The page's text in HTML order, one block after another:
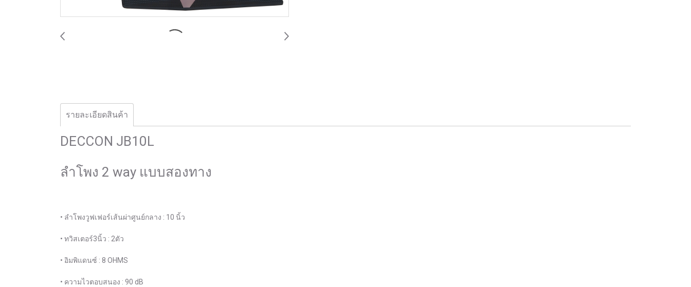
รายละเอียดสินค้า
DECCON JB10L
ลำโพง 2 way แบบสองทาง
• ลำโพงวูฟเฟอร์เส้นผ่าศูนย์กลาง : 10 นิ้ว
• ทวิสเตอร์3นิ้ว : 2ตัว
• อิมพิแดนซ์ : 8 OHMS
• ความไวตอบสนอง : 90 dB